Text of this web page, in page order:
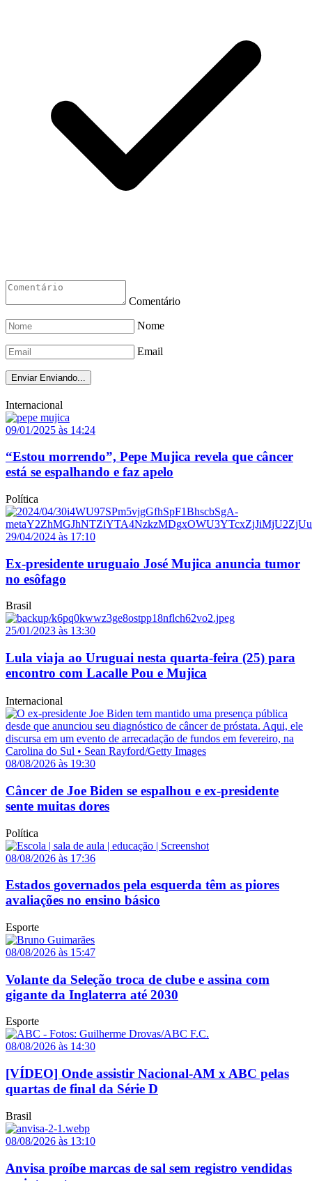
Comentário
Nome
Email
Enviar Enviando...
Internacional
09/01/2025 às 14:24
“Estou morrendo”, Pepe Mujica revela que câncer
está se espalhando e faz apelo
Política
29/04/2024 às 17:10
Ex-presidente uruguaio José Mujica anuncia tumor
no esôfago
Brasil
25/01/2023 às 13:30
Lula viaja ao Uruguai nesta quarta-feira (25) para
encontro com Lacalle Pou e Mujica
Internacional
08/08/2026 às 19:30
Câncer de Joe Biden se espalhou e ex-presidente
sente muitas dores
Política
08/08/2026 às 17:36
Estados governados pela esquerda têm as piores
avaliações no ensino básico
Esporte
08/08/2026 às 15:47
Volante da Seleção troca de clube e assina com
gigante da Inglaterra até 2030
Esporte
08/08/2026 às 14:30
[VÍDEO] Onde assistir Nacional-AM x ABC pelas
quartas de final da Série D
Brasil
08/08/2026 às 13:10
Anvisa proíbe marcas de sal sem registro vendidas